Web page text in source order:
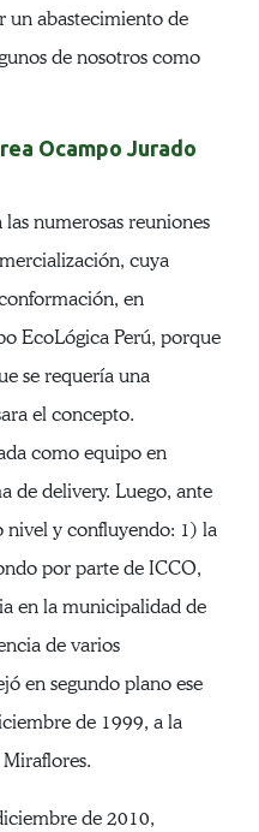
un abastecimiento de
de nosotros como
numerosas reuniones
cuya
en
EcoLógica Perú, porque
se requería una
el concepto.
como equipo en
de delivery. Luego, ante
nivel y confluyendo: 1) la
por parte de ICCO,
en la municipalidad de
de varios
en segundo plano ese
de 1999, a la
de 2010,